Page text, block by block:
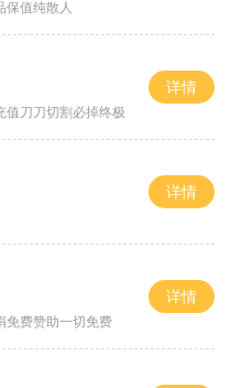
保值纯散人
值刀刀切割必掉终极
详情
详情
免费赞助一切免费
详情